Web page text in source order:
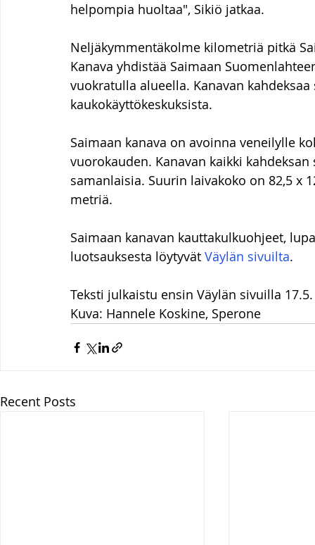
helpompia huoltaa", Sikiö jatkaa.
Neljäkymmentäkolme kilometriä pitkä
Kanava yhdistää Saimaan
vuokratulla alueella. Kanavan
kaukokäyttökeskuksista.
Saimaan kanava on avoinna veneilylle
vuorokauden. Kanavan kaikki
samanlaisia. Suurin laivakoko on 82,5 x
metriä.
Saimaan kanavan kauttakulkuohjeet,
luotsauksesta löytyvät Väylän sivuilta.
Teksti julkaistu ensin Väylän sivuilla
Kuva: Hannele Koskine, Sperone
Recent Posts